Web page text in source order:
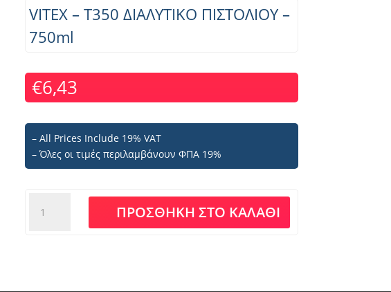
VITEX – T350 ΔΙΑΛΥΤΙΚΟ ΠΙΣΤΟΛΙΟΥ –
750ml
€6,43
– All Prices Include 19% VAT
– Όλες οι τιμές περιλαμβάνουν ΦΠΑ 19%
ΠΡΟΣΘΉΚΗ ΣΤΟ ΚΑΛΆΘΙ